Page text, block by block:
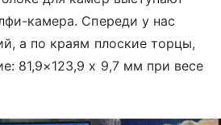
камера. Спереди у нас
а по краям плоские торцы,
81,9×123,9 х 9,7 мм при весе